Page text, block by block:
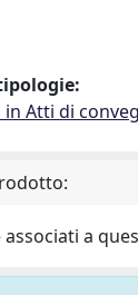
Atti di
associati a